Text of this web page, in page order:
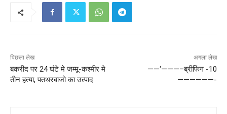
पिछला लेख
बकरीद पर 24 घंटे मे जम्मू-कश्मीर मे
तीन हत्या, पतथरबाजो का उत्पाद
अगला लेख
——‘———–ब्रीफिंग -10
——————-